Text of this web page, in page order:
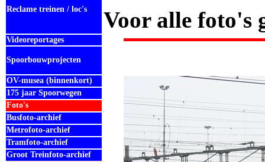
Voor alle foto's
Reclame treinen / loc's
Videoreportages
Spoorbouwprojecten
OV-musea (binnenkort)
175 jaar Spoorwegen
Foto's
Busfoto-archief
Metrofoto-archief
Tramfoto-archief
Groot Treinfoto-archief